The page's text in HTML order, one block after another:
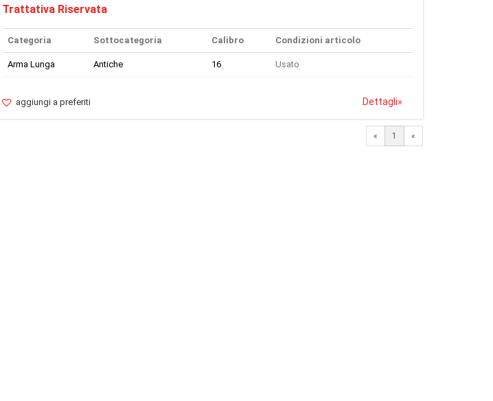
Trattativa Riservata
Categoria Sottocategoria Calibro Condizioni articolo
Arma Lunga Antiche 16 Usato
aggiungi a preferiti Dettagli»
« 1 «